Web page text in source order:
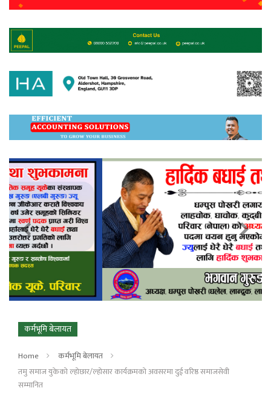
कर्मभूमि बेलायत
Home
कर्मभूमि बेलायत
तमु समाज युकेको ल्होछार/ल्होसार कार्यक्रमको अवसरमा दुई वरिष्ठ समाजसेवी
सम्मानित